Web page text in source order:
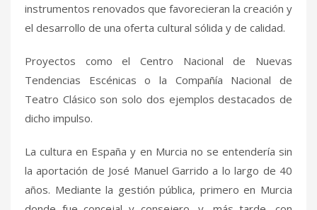
instrumentos renovados que favorecieran la creación y
el desarrollo de una oferta cultural sólida y de calidad.
Proyectos como el Centro Nacional de Nuevas
Tendencias Escénicas o la Compañía Nacional de
Teatro Clásico son solo dos ejemplos destacados de
dicho impulso.
La cultura en España y en Murcia no se entendería sin
la aportación de José Manuel Garrido a lo largo de 40
años. Mediante la gestión pública, primero en Murcia